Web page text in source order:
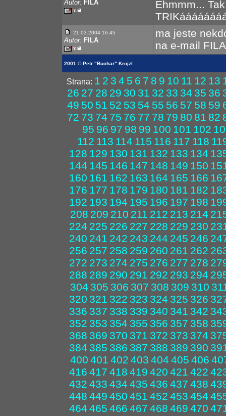
Autor: FILA
Ehmmm...
21.03.2004 16:45
Autor: FILA
ma jeste
na e-mail
2001 © Petr "Buchar" Krojzl
Strana: 1 2 3 4 5 6 7 8 9 10 11 12 13
26 27 28 29 30 31 32 33 34 35 36
49 50 51 52 53 54 55 56 57 58 59
72 73 74 75 76 77 78 79 80 81 82
95 96 97 98 99 100 101 102
112 113 114 115 116 117 118
128 129 130 131 132 133 134
144 145 146 147 148 149 150
160 161 162 163 164 165 166
176 177 178 179 180 181 182
192 193 194 195 196 197 198
208 209 210 211 212 213 214
224 225 226 227 228 229 230
240 241 242 243 244 245 246
256 257 258 259 260 261 262
272 273 274 275 276 277 278
288 289 290 291 292 293 294
304 305 306 307 308 309 310
320 321 322 323 324 325 326
336 337 338 339 340 341 342
352 353 354 355 356 357 358
368 369 370 371 372 373 374
384 385 386 387 388 389 390
400 401 402 403 404 405 406
416 417 418 419 420 421 422
432 433 434 435 436 437 438
448 449 450 451 452 453 454
464 465 466 467 468 469 470